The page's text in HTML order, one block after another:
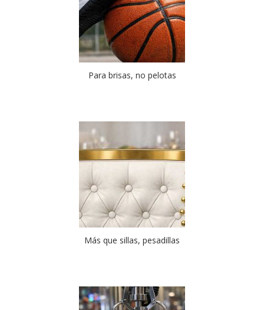
Para brisas, no pelotas
Más que sillas, pesadillas